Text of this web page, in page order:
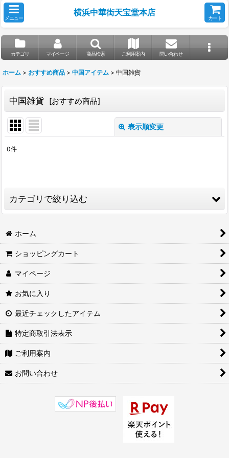
メニュー
横浜中華街天宝堂本店
カート
カテゴリ マイページ 商品検索 ご利用案内 問い合わせ
ホーム > おすすめ商品 > 中国アイテム > 中国雑貨
中国雑貨 [おすすめ商品]
表示順変更
絞り込む
0件
カテゴリで絞り込む
中国アイテム (全商品)
中国雑貨
食材・食器・茶器類
中国飾り/風水飾り
健康 中国医学用品
中国民族工芸
その他
カレンダー・中華お祝いカード・中華お年玉袋
ホーム
ショッピングカート
マイページ
お気に入り
最近チェックしたアイテム
特定商取引法表示
ご利用案内
お問い合わせ